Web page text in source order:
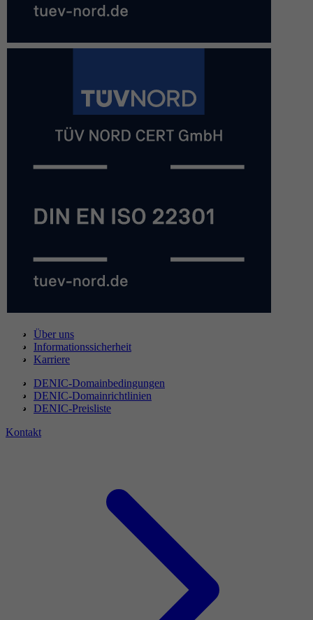
Über uns
Informationssicherheit
Karriere
DENIC-Domainbedingungen
DENIC-Domainrichtlinien
DENIC-Preisliste
Kontakt